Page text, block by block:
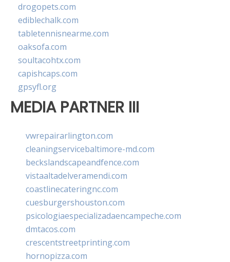
drogopets.com
ediblechalk.com
tabletennisnearme.com
oaksofa.com
soultacohtx.com
capishcaps.com
gpsyfl.org
MEDIA PARTNER III
vwrepairarlington.com
cleaningservicebaltimore-md.com
beckslandscapeandfence.com
vistaaltadelveramendi.com
coastlinecateringnc.com
cuesburgershouston.com
psicologiaespecializadaencampeche.com
dmtacos.com
crescentstreetprinting.com
hornopizza.com